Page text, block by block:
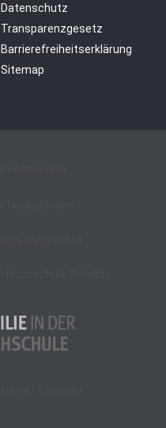
Datenschutz
Transparenzgesetz
Barrierefreiheitserklärung
Sitemap